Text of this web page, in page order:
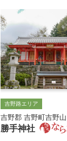
吉野路エリア
吉野郡 吉野町吉野山
勝手神社